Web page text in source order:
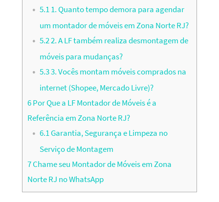
5.11. Quanto tempo demora para agendar
um montador de móveis em Zona Norte RJ?
5.22. A LF também realiza desmontagem de
móveis para mudanças?
5.33. Vocês montam móveis comprados na
internet (Shopee, Mercado Livre)?
6Por Que a LF Montador de Móveis é a
Referência em Zona Norte RJ?
6.1Garantia, Segurança e Limpeza no
Serviço de Montagem
7Chame seu Montador de Móveis em Zona
Norte RJ no WhatsApp